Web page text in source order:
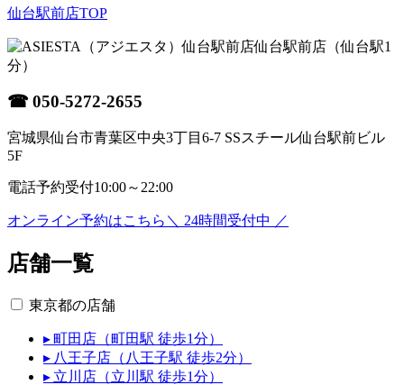
仙台駅前店TOP
仙台駅前店 （仙台駅1
分）
☎ 050-5272-2655
宮城県仙台市青葉区中央3丁目6-7 SSスチール仙台駅前ビル
5F
電話予約受付10:00～22:00
オンライン予約はこちら ＼ 24時間受付中 ／
店舗一覧
東京都の店舗
▸ 町田店（町田駅 徒歩1分）
▸ 八王子店（八王子駅 徒歩2分）
▸ 立川店（立川駅 徒歩1分）